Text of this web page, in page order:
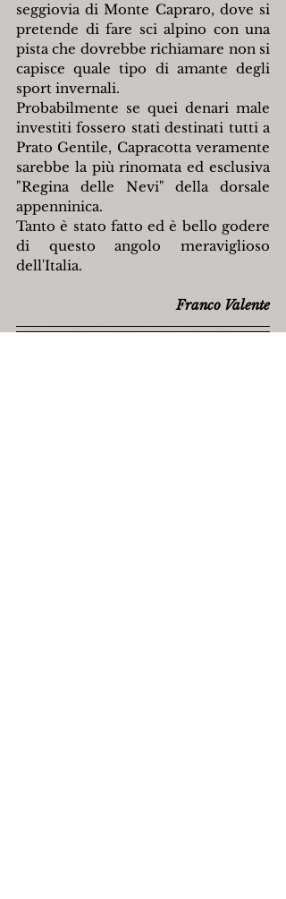
seggiovia di Monte Capraro, dove si
pretende di fare sci alpino con una
pista che dovrebbe richiamare non si
capisce quale tipo di amante degli
sport invernali.
Probabilmente se quei denari male
investiti fossero stati destinati tutti a
Prato Gentile, Capracotta veramente
sarebbe la più rinomata ed esclusiva
"Regina delle Nevi" della dorsale
appenninica.
Tanto è stato fatto ed è bello godere
di questo angolo meraviglioso
dell'Italia.
Franco Valente